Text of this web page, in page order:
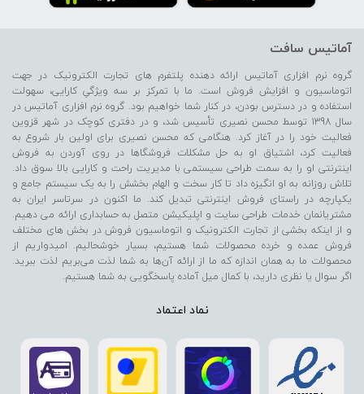
آماتیس سافت
گروه نرم افزاری آماتیس ارائه دهنده پلتفرم های تجارت الکترونیک در جهت
اتوماسیون و افزایش فروش است. ما با تمرکز بر سه ویژگیِ کارایی، سهولت
استفاده و در دسترس بودن، در کنار شما خواهیم بود. گروه نرم افزاری آماتیس در
سال 1398 توسط محسن نصیری تأسیس شد، و در دفتری کوچک در شهر قزوین
فعالیت خود را در آغاز کرد. هنگامی که محسن نصیری برای اولین بار شروع به
فعالیت کرد، اشتیاق او به حل مشکلات فروشگاها در روی آوردن به فروش
اینترنتی او را به سمت طراحی سیستمی با مدیریت راحت و کارایی بالا سوق داد.
تلاش روزانه به او انگیزه داد تا کار سخت و الهام بخشش را به یک سیستم جامع و
یکپارچه در راستای فروش اینترنتی تبدیل کند. ما اکنون در سرتاسر ایران به
مشتریانمان خدمات طراحی سایت و اپلیکیشن متصل به حسابداری ارائه می دهیم.
و از اینکه بخشی از تجارت الکترونیک و اتوماسیون فروش در بخش های مختلف
فروش عمده و خرده محصولات شما هستیم، بسیار خوشحالیم. امیدواریم از
محصولات ما به همان اندازه که ما از ارائه آن‌ها به شما لذت می‌‌بریم لذت ببرید.
اگر سوال یا نظری دارید، با کمال میل آماده پاسخگویی به شما هستیم.
نماد اعتماد